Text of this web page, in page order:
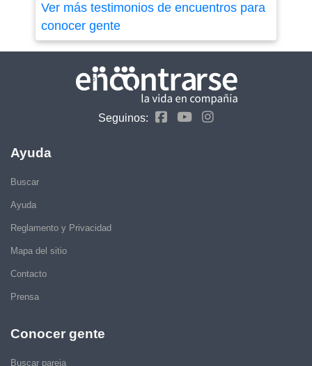
Ver más testimonios de encuentros para
conocer gente
Seguinos:
Ayuda
Buscar
Ayuda
Reglamento y Privacidad
Mapa del sitio
Contacto
Prensa
Conocer gente
Buscar pareja